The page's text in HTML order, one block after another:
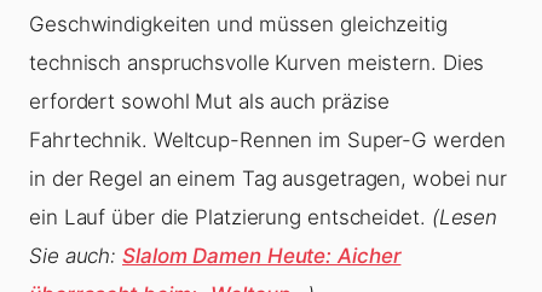
Geschwindigkeiten und müssen gleichzeitig
technisch anspruchsvolle Kurven meistern. Dies
erfordert sowohl Mut als auch präzise
Fahrtechnik. Weltcup-Rennen im Super-G werden
in der Regel an einem Tag ausgetragen, wobei nur
ein Lauf über die Platzierung entscheidet. (Lesen
Sie auch:Slalom Damen Heute: Aicher